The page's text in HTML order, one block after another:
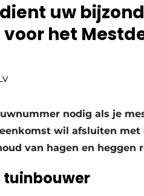
uw
het
nodig als je
wil afsluiten met
van hagen en heggen
tuinbouwer